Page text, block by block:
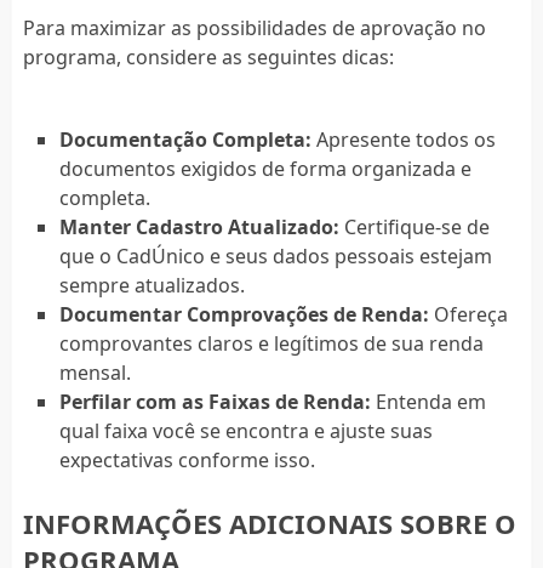
Para maximizar as possibilidades de aprovação no
programa, considere as seguintes dicas:
Documentação Completa: Apresente todos os
documentos exigidos de forma organizada e
completa.
Manter Cadastro Atualizado: Certifique-se de
que o CadÚnico e seus dados pessoais estejam
sempre atualizados.
Documentar Comprovações de Renda: Ofereça
comprovantes claros e legítimos de sua renda
mensal.
Perfilar com as Faixas de Renda: Entenda em
qual faixa você se encontra e ajuste suas
expectativas conforme isso.
INFORMAÇÕES ADICIONAIS SOBRE O
PROGRAMA